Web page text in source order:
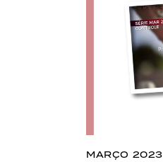
MARÇO 2023